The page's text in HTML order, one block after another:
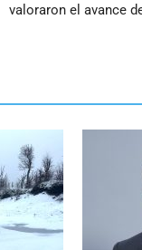
valoraron el avance